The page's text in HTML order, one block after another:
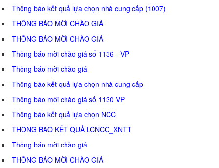
Thông báo kết quả lựa chọn nhà cung cấp (1007)
THÔNG BÁO MỜI CHÀO GIÁ
THÔNG BÁO MỜI CHÀO GIÁ
Thông báo mời chào giá số 1136 - VP
Thông báo mời chào giá
Thông báo kết quả lựa chọn nhà cung cấp
Thông báo mời chào giá số 1130 VP
Thông báo kết quả lựa chọn NCC
THÔNG BÁO KẾT QUẢ LCNCC_XNTT
Thông báo mời chào giá
THÔNG BÁO MỜI CHÀO GIÁ